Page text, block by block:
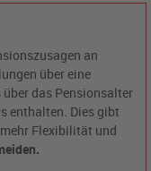
an
über eine
das Pensionsalter
enthalten. Dies gibt
Flexibilität und